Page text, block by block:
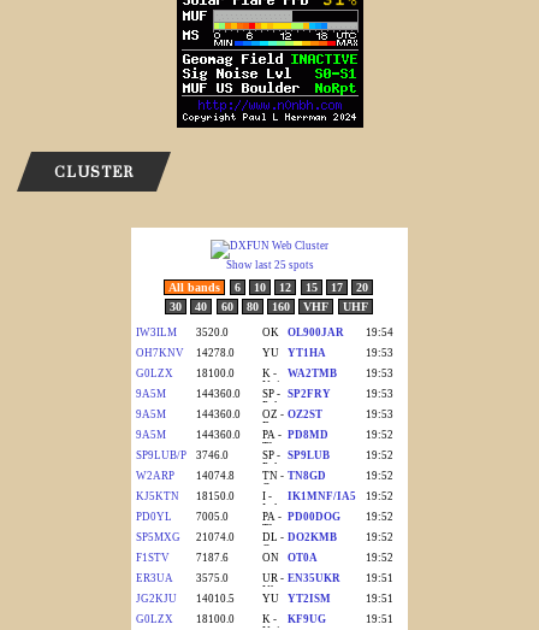
CLUSTER